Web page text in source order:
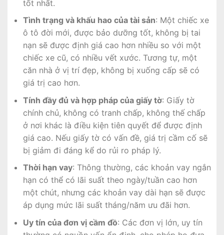
tốt nhất.
Tình trạng và khấu hao của tài sản: Một chiếc xe
ô tô đời mới, được bảo dưỡng tốt, không bị tai
nạn sẽ được định giá cao hơn nhiều so với một
chiếc xe cũ, có nhiều vết xước. Tương tự, một
căn nhà ở vị trí đẹp, không bị xuống cấp sẽ có
giá trị cao hơn.
Tính đầy đủ và hợp pháp của giấy tờ: Giấy tờ
chính chủ, không có tranh chấp, không thế chấp
ở nơi khác là điều kiện tiên quyết để được định
giá cao. Nếu giấy tờ có vấn đề, giá trị cầm cố sẽ
bị giảm đi đáng kể do rủi ro pháp lý.
Thời hạn vay: Thông thường, các khoản vay ngắn
hạn có thể có lãi suất theo ngày/tuần cao hơn
một chút, nhưng các khoản vay dài hạn sẽ được
áp dụng mức lãi suất tháng/năm ưu đãi hơn.
Uy tín của đơn vị cầm đồ: Các đơn vị lớn, uy tín